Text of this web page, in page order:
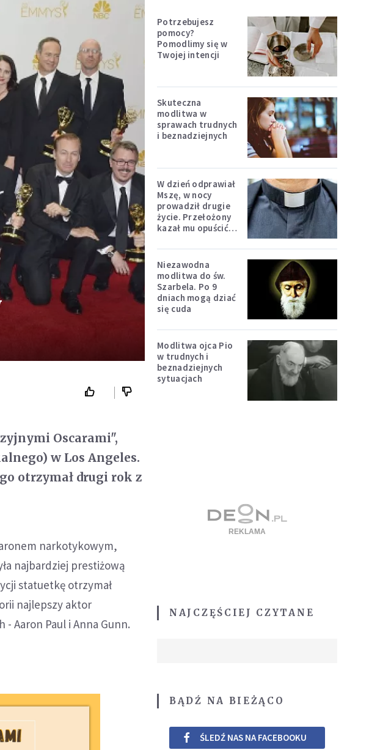
Oscarami",
w Los Angeles.
otrzymał drugi rok z
narkotykowym,
najbardziej prestiżową
statuetkę otrzymał
najlepszy aktor
Aaron Paul i Anna Gunn.
Potrzebujesz
pomocy?
Pomodlimy się w
Twojej intencji
Skuteczna
modlitwa w
sprawach trudnych
i beznadziejnych
W dzień odprawiał
Mszę, w nocy
prowadził drugie
życie. Przełożony
kazał mu opuścić
Niezawodna
modlitwa do św.
Szarbela. Po 9
dniach mogą dziać
się cuda
Modlitwa ojca Pio
w trudnych i
beznadziejnych
sytuacjach
NAJCZĘŚCIEJ CZYTANE
BĄDŹ NA BIEŻĄCO
ŚLEDŹ NAS NA FACEBOOKU